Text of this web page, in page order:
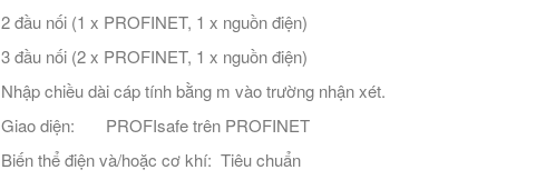
2 đầu nối (1 x PROFINET, 1 x nguồn điện)
3 đầu nối (2 x PROFINET, 1 x nguồn điện)
Nhập chiều dài cáp tính bằng m vào trường nhận xét.
Giao diện: PROFIsafe trên PROFINET
Biến thể điện và/hoặc cơ khí: Tiêu chuẩn